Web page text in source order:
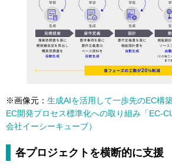
※画像元： 生成AIを活用して一歩先のEC構
EC開発プロセス標準化への取り組み「EC-
会社イーシーキューブ）
各プロジェクトを横断的に支援